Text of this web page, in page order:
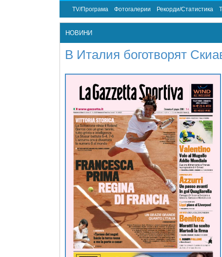
TV/Програма Фотогалерии Рекорди/Статистика
НОВИНИ
В Италия боготворят